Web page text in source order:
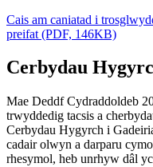
Cais am caniatad i
preifat (PDF, 146KB)
Cerbydau
Mae Deddf Cydraddoldeb
trwyddedig tacsis a
Cerbydau Hygyrch i
cadair olwyn a darparu
rhesymol, heb unrhyw dâl